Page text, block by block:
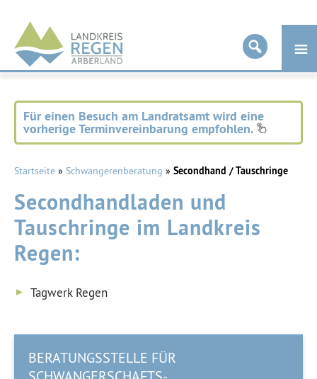
Landkreis
Regen
Für einen Besuch am Landratsamt wird eine
vorherige Terminvereinbarung empfohlen.
Startseite » Schwangerenberatung » Secondhand / Tauschringe
Secondhandladen und
Tauschringe im Landkreis
Regen:
Tagwerk Regen
BERATUNGSSTELLE FÜR